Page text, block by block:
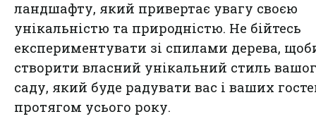
ландшафту, який привертає увагу своєю
унікальністю та природністю. Не бійтесь
експериментувати зі спилами дерева,
створити власний унікальний стиль
саду, який буде радувати вас і ваших
протягом усього року.